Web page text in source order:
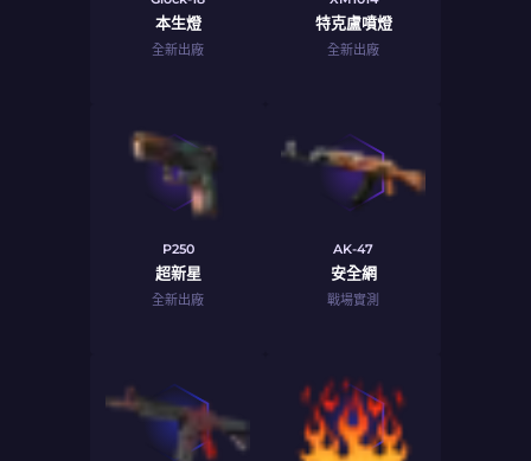
本生燈
全新出廠
特克盧噴燈
全新出廠
P250
超新星
全新出廠
AK-47
安全網
戰場實測